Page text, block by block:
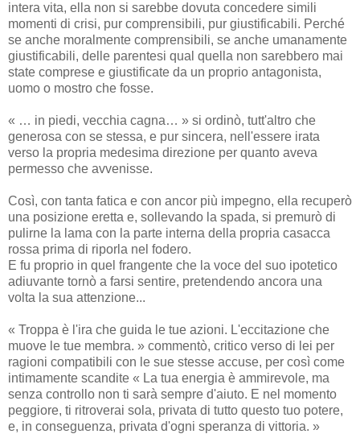
intera vita, ella non si sarebbe dovuta concedere simili
momenti di crisi, pur comprensibili, pur giustificabili. Perché
se anche moralmente comprensibili, se anche umanamente
giustificabili, delle parentesi qual quella non sarebbero mai
state comprese e giustificate da un proprio antagonista,
uomo o mostro che fosse.
« … in piedi, vecchia cagna… » si ordinò, tutt'altro che
generosa con se stessa, e pur sincera, nell'essere irata
verso la propria medesima direzione per quanto aveva
permesso che avvenisse.
Così, con tanta fatica e con ancor più impegno, ella recuperò
una posizione eretta e, sollevando la spada, si premurò di
pulirne la lama con la parte interna della propria casacca
rossa prima di riporla nel fodero.
E fu proprio in quel frangente che la voce del suo ipotetico
adiuvante tornò a farsi sentire, pretendendo ancora una
volta la sua attenzione...
« Troppa è l'ira che guida le tue azioni. L'eccitazione che
muove le tue membra. » commentò, critico verso di lei per
ragioni compatibili con le sue stesse accuse, per così come
intimamente scandite « La tua energia è ammirevole, ma
senza controllo non ti sarà sempre d'aiuto. E nel momento
peggiore, ti ritroverai sola, privata di tutto questo tuo potere,
e, in conseguenza, privata d'ogni speranza di vittoria. »